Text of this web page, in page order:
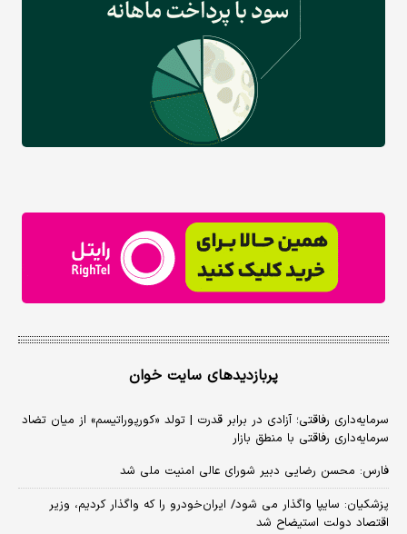
پربازدیدهای سایت خوان
سرمایه‌داری رفاقتی؛ آزادی در برابر قدرت | تولد «کورپوراتیسم» از میان تضاد
سرمایه‌داری رفاقتی با منطق بازار
فارس: محسن رضایی دبیر شورای عالی امنیت ملی شد
پزشکیان: سایپا واگذار می شود/ ایران‌خودرو را که واگذار کردیم، وزیر
اقتصاد دولت استیضاح شد